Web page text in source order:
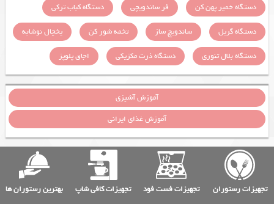
دستگاه خمیر پهن کن
فر ساندویچی
دستگاه کباب ترکی
دستگاه گریل
ساندویچ ساز تخمه شور کن
یخچال نوشابه
دستگاه بلال تنوری
دستگاه ذرت مکزیکی اجاق پلوپز
آموزش آشپزی
آموزش غذای ایرانی
تجهیزات رستوران تجهیزات فست فود تجهیزات کافی شاپ بهترین رستوران ها